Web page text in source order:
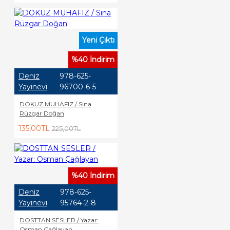
Yeni Çıktı
%40 İndirim
Deniz
Yayınevi
978-625-
96700-6-5
DOKUZ MUHAFIZ / Sina
Rüzgar Doğan
135,00TL 225,00TL
%40 İndirim
Deniz
Yayınevi
978-625-
95764-2-8
DOSTTAN SESLER / Yazar: